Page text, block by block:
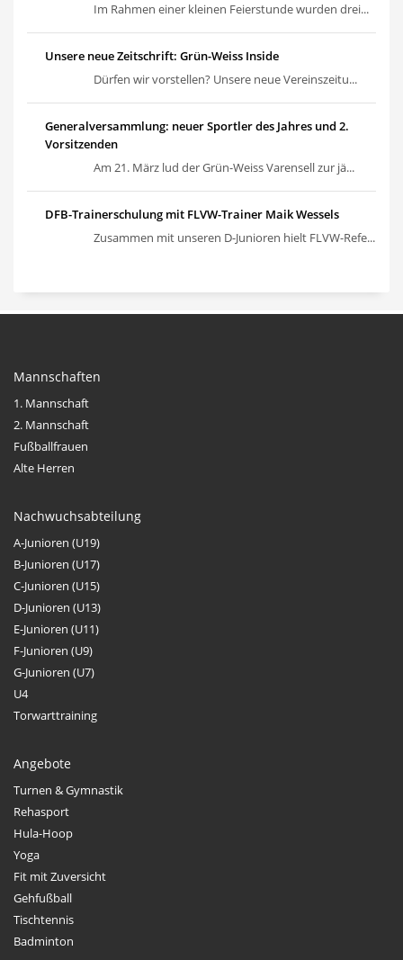
Im Rahmen einer kleinen Feierstunde wurden drei...
Unsere neue Zeitschrift: Grün-Weiss Inside
Dürfen wir vorstellen? Unsere neue Vereinszeitu...
Generalversammlung: neuer Sportler des Jahres und 2.
Vorsitzenden
Am 21. März lud der Grün-Weiss Varensell zur jä...
DFB-Trainerschulung mit FLVW-Trainer Maik Wessels
Zusammen mit unseren D-Junioren hielt FLVW-Refe...
Mannschaften
1. Mannschaft
2. Mannschaft
Fußballfrauen
Alte Herren
Nachwuchsabteilung
A-Junioren (U19)
B-Junioren (U17)
C-Junioren (U15)
D-Junioren (U13)
E-Junioren (U11)
F-Junioren (U9)
G-Junioren (U7)
U4
Torwarttraining
Angebote
Turnen & Gymnastik
Rehasport
Hula-Hoop
Yoga
Fit mit Zuversicht
Gehfußball
Tischtennis
Badminton